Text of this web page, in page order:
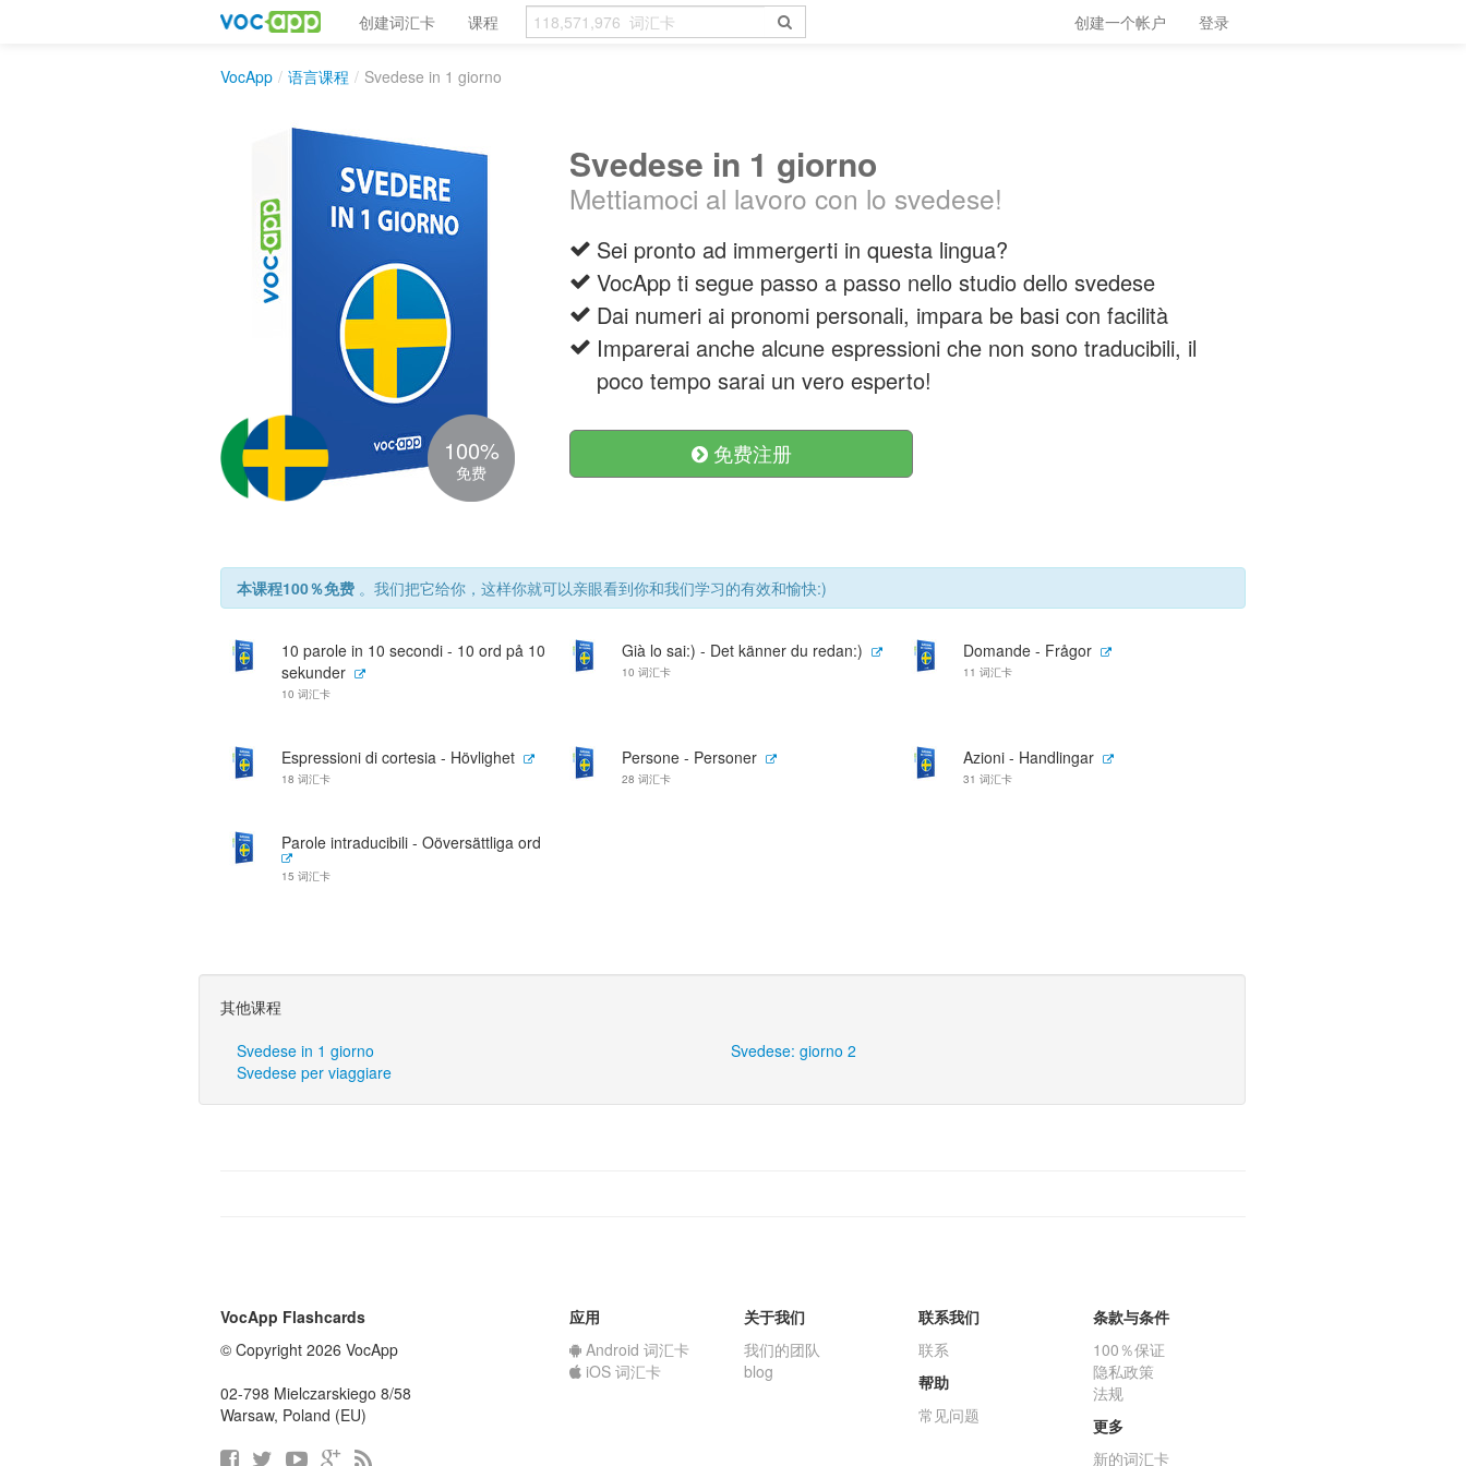
创建词汇卡 课程 创建一个帐户 登录
VocApp / 语言课程 / Svedese in 1 giorno
100%
免费
Svedese in 1 giorno
Mettiamoci al lavoro con lo svedese!
Sei pronto ad immergerti in questa lingua?
VocApp ti segue passo a passo nello studio dello svedese
Dai numeri ai pronomi personali, impara be basi con facilità
Imparerai anche alcune espressioni che non sono traducibili, il
poco tempo sarai un vero esperto!
免费注册
本课程100％免费 。我们把它给你，这样你就可以亲眼看到你和我们学习的有效和愉快:)
10 parole in 10 secondi - 10 ord på 10
sekunder
10 词汇卡
Già lo sai:) - Det känner du redan:)
10 词汇卡
Domande - Frågor
11 词汇卡
Espressioni di cortesia - Hövlighet
18 词汇卡
Persone - Personer
28 词汇卡
Azioni - Handlingar
31 词汇卡
Parole intraducibili - Oöversättliga ord
15 词汇卡
其他课程
Svedese in 1 giorno
Svedese: giorno 2
Svedese per viaggiare
VocApp Flashcards
© Copyright 2026 VocApp
02-798 Mielczarskiego 8/58
Warsaw, Poland (EU)
应用
Android 词汇卡
iOS 词汇卡
关于我们
我们的团队
blog
联系我们
联系
帮助
常见问题
条款与条件
100％保证
隐私政策
法规
更多
新的词汇卡